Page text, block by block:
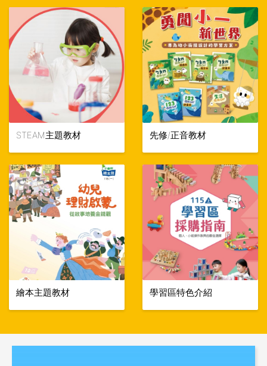
STEAM主題教材 先修/正音教材
繪本主題教材 學習區特色介紹